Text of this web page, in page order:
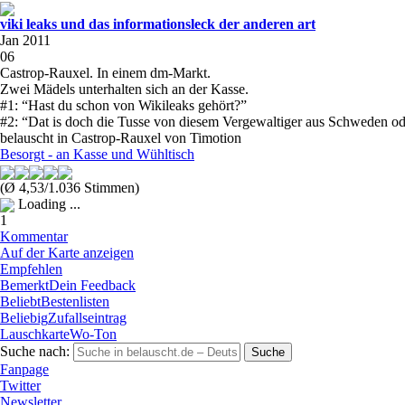
viki leaks und das informationsleck der anderen art
Jan 2011
06
Castrop-Rauxel. In einem dm-Markt.
Zwei Mädels unterhalten sich an der Kasse.
#1: “Hast du schon von Wikileaks gehört?”
#2: “Dat is doch die Tusse von diesem Vergewaltiger aus Schweden
belauscht in Castrop-Rauxel von Timotion
Besorgt - an Kasse und Wühltisch
(Ø 4,53/1.036 Stimmen)
Loading ...
1
Kommentar
Auf der Karte anzeigen
Empfehlen
BemerktDein Feedback
BeliebtBestenlisten
BeliebigZufallseintrag
LauschkarteWo-Ton
Suche nach:
Fanpage
Twitter
Newsletter